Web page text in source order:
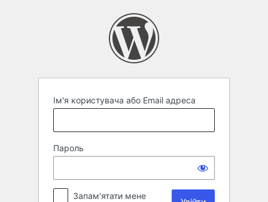
Ім'я користувача або Email адреса
Пароль
Запам'ятати мене